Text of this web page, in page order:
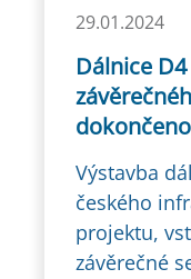
29.01.2024
Dálnice
Výstavba
českého
projektu,
závěrečné